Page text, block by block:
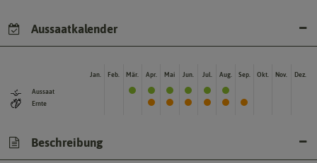
Aussaatkalender
Aussaat
Ernte
Jan. Feb. Mär. Apr. Mai Jun. Jul. Aug. Sep. Okt. Nov. Dez.
Beschreibung